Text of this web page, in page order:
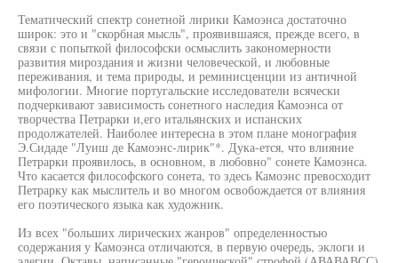
Тематический спектр сонетной лирики Камоэнса достаточно
широк: это и "скорбная мысль", проявившаяся, прежде всего, в
связи с попыткой философски осмыслить закономерности
развития мироздания и жизни человеческой, и любовные
переживания, и тема природы, и реминисценции из античной
мифологии. Многие португальские исследователи всячески
подчеркивают зависимость сонетного наследия Камоэнса от
творчества Петрарки и,его итальянских и испанских
продолжателей. Наиболее интересна в этом плане монография
Э.Сидаде "Луиш де Камоэнс-лирик"*. Дука-ется, что влияние
Петрарки проявилось, в основном, в любовно" сонете Камоэнса.
Что касается философского сонета, то здесь Камоэнс превосходит
Петрарку как мыслитель и во многом освобождается от влияния
его поэтического языка как художник.
Из всех "больших лирических жанров" определенностью
содержания у Камоэнса отличаются, в первую очередь, эклоги и